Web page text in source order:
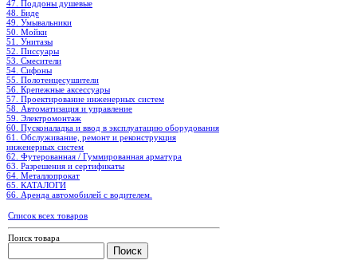
47. Поддоны душевые
48. Биде
49. Умывальники
50. Мойки
51. Унитазы
52. Писсуары
53. Смесители
54. Сифоны
55. Полотенцесушители
56. Крепежные аксессуары
57. Проектирование инженерных систем
58. Автоматизация и управление
59. Электромонтаж
60. Пусконаладка и ввод в эксплуатацию оборудования
61. Обслуживание, ремонт и реконструкция
инженерных систем
62. Футерованная / Гуммированная арматура
63. Разрешения и сертификаты
64. Металлопрокат
65. КАТАЛОГИ
66. Аренда автомобилей с водителем.
Список всех товаров
Поиск товара